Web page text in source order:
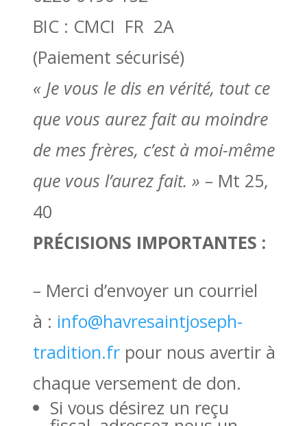
BIC : CMCI FR 2A
(Paiement sécurisé)
« Je vous le dis en vérité, tout ce
que vous aurez fait au moindre
de mes frères, c’est à moi-même
que vous l’aurez fait. » – Mt 25,
40
PRÉCISIONS IMPORTANTES :
– Merci d’envoyer un courriel
à : info@havresaintjoseph-
tradition.fr pour nous avertir à
chaque versement de don.
Si vous désirez un reçu